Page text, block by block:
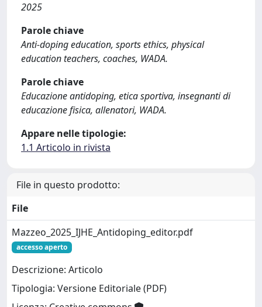
2025
Parole chiave
Anti-doping education, sports ethics, physical
education teachers, coaches, WADA.
Parole chiave
Educazione antidoping, etica sportiva, insegnanti di
educazione fisica, allenatori, WADA.
Appare nelle tipologie:
1.1 Articolo in rivista
File in questo prodotto:
File
Mazzeo_2025_IJHE_Antidoping_editor.pdf
accesso aperto
Descrizione: Articolo
Tipologia: Versione Editoriale (PDF)